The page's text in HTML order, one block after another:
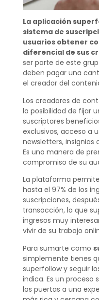
La aplicación
sistema de
usuarios obtener
diferencial de sus
ser parte de este
deben pagar una
el creador del
Los creadores de
la posibilidad de fijar
suscriptores
exclusivos, acceso a
newsletters, insignias
Es una manera de
compromiso de su
La plataforma
hasta el 97% de los
suscripciones,
transacción, lo que
ingresos muy
vivir de su trabajo
Para sumarte como
simplemente tienes
superfollow y seguir
indica. Es un proceso
las puertas a una